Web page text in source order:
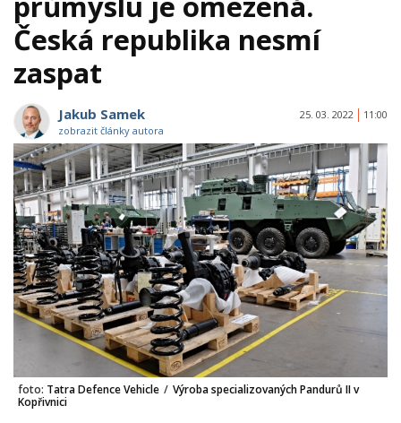
Česká republika nesmí
zaspat
Jakub Samek
zobrazit články autora
25. 03. 2022 11:00
foto: Tatra Defence Vehicle / Výroba specializovaných Pandurů II v
Kopřivnici